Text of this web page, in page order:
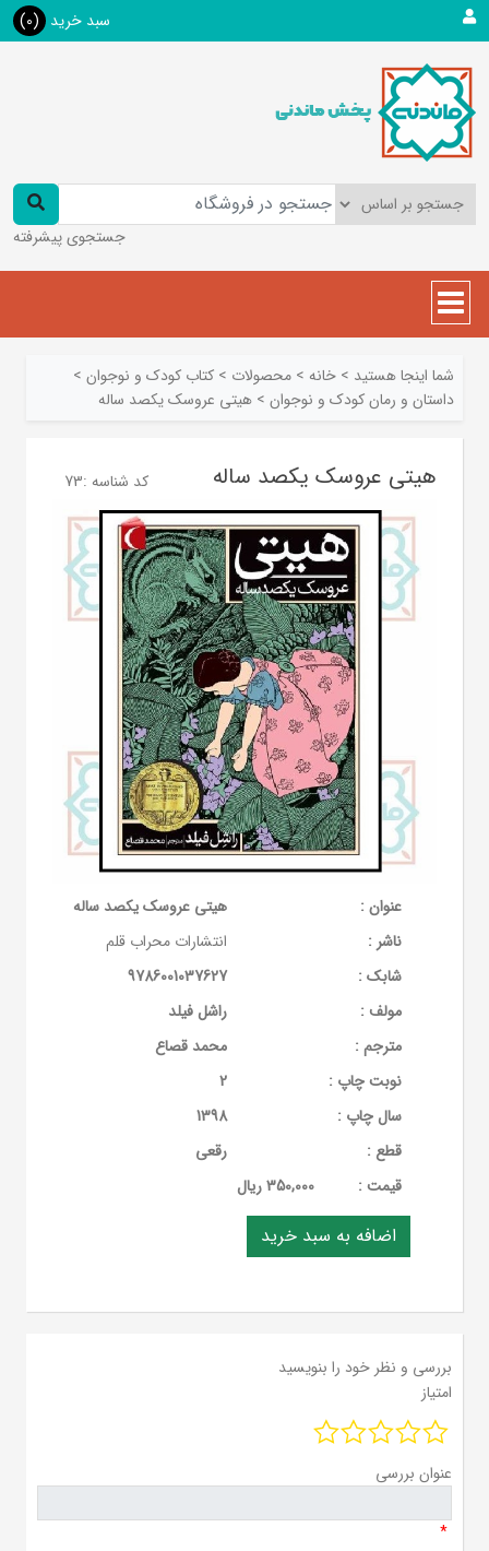
سبد خرید (0)
جستجوی پیشرفته
شما اینجا هستید > خانه > محصولات > کتاب کودک و نوجوان >
داستان و رمان کودک و نوجوان > هیتی عروسک یکصد ساله
هیتی عروسک یکصد ساله کد شناسه :73
عنوان :
هیتی عروسک یکصد ساله
ناشر :
انتشارات محراب قلم
شابک :
9786001037627
مولف :
راشل فیلد
مترجم :
محمد قصاع
نوبت چاپ :
2
سال چاپ :
1398
قطع :
رقعی
قيمت :
350,000 ریال
بررسی و نظر خود را بنویسید
امتیاز
عنوان بررسی
*